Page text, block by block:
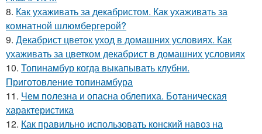
8. Как ухаживать за декабристом. Как ухаживать за
комнатной шлюмбергерой?
9. Декабрист цветок уход в домашних условиях. Как
ухаживать за цветком декабрист в домашних условиях
10. Топинамбур когда выкапывать клубни.
Приготовление топинамбура
11. Чем полезна и опасна облепиха. Ботаническая
характеристика
12. Как правильно использовать конский навоз на